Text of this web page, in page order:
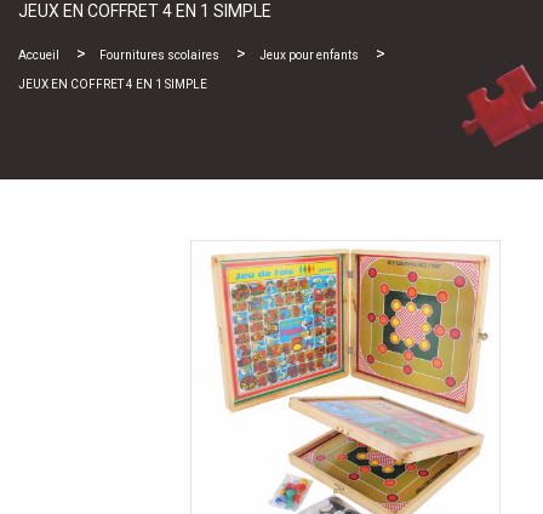
JEUX EN COFFRET 4 EN 1 SIMPLE
Accueil Fournitures scolaires Jeux pour enfants
JEUX EN COFFRET 4 EN 1 SIMPLE